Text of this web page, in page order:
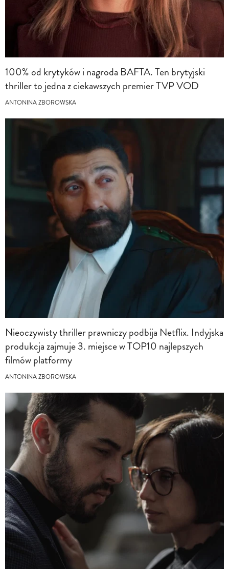
100% od krytyków i nagroda BAFTA. Ten brytyjski
thriller to jedna z ciekawszych premier TVP VOD
ANTONINA ZBOROWSKA
Nieoczywisty thriller prawniczy podbija Netflix. Indyjska
produkcja zajmuje 3. miejsce w TOP10 najlepszych
filmów platformy
ANTONINA ZBOROWSKA